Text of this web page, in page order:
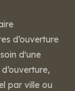
d’ouverture
d'une
par ville ou